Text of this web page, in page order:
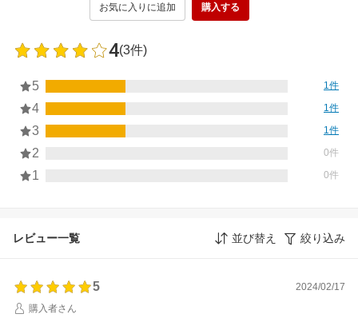
お気に入りに追加 購入する
4(3件)
5 1件
4 1件
3 1件
2 0件
1 0件
レビュー一覧 並び替え 絞り込み
5
2024/02/17
購入者さん